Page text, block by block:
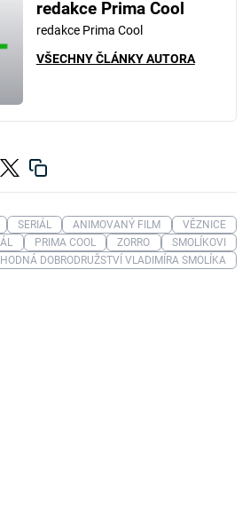
redakce Prima Cool
redakce Prima Cool
VŠECHNY ČLÁNKY AUTORA
SERIÁL ANIMOVANÝ FILM
VĚZNICE
PRIMA COOL ZORRO
SMOLÍKOVI
DOBRODRUŽSTVÍ VLADIMÍRA SMOLÍKA